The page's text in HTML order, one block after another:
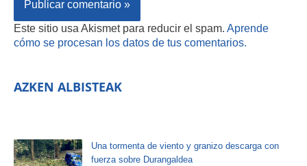
Este sitio usa Akismet para reducir el spam. Aprende
cómo se procesan los datos de tus comentarios.
AZKEN ALBISTEAK
Una tormenta de viento y granizo descarga con
fuerza sobre Durangaldea